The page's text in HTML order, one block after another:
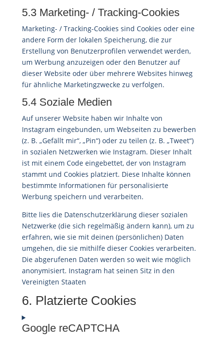
5.3 Marketing- / Tracking-Cookies
Marketing- / Tracking-Cookies sind Cookies oder eine
andere Form der lokalen Speicherung, die zur
Erstellung von Benutzerprofilen verwendet werden,
um Werbung anzuzeigen oder den Benutzer auf
dieser Website oder über mehrere Websites hinweg
für ähnliche Marketingzwecke zu verfolgen.
5.4 Soziale Medien
Auf unserer Website haben wir Inhalte von
Instagram eingebunden, um Webseiten zu bewerben
(z. B. „Gefällt mir“, „Pin“) oder zu teilen (z. B. „Tweet“)
in sozialen Netzwerken wie Instagram. Dieser Inhalt
ist mit einem Code eingebettet, der von Instagram
stammt und Cookies platziert. Diese Inhalte können
bestimmte Informationen für personalisierte
Werbung speichern und verarbeiten.
Bitte lies die Datenschutzerklärung dieser sozialen
Netzwerke (die sich regelmäßig ändern kann), um zu
erfahren, wie sie mit deinen (persönlichen) Daten
umgehen, die sie mithilfe dieser Cookies verarbeiten.
Die abgerufenen Daten werden so weit wie möglich
anonymisiert. Instagram hat seinen Sitz in den
Vereinigten Staaten
6. Platzierte Cookies
Google reCAPTCHA